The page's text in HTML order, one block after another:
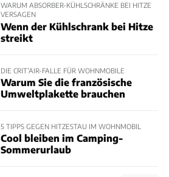
WARUM ABSORBER-KÜHLSCHRÄNKE BEI HITZE
VERSAGEN
Wenn der Kühlschrank bei Hitze
streikt
DIE CRIT’AIR-FALLE FÜR WOHNMOBILE
Warum Sie die französische
Umweltplakette brauchen
5 TIPPS GEGEN HITZESTAU IM WOHNMOBIL
Cool bleiben im Camping-
Sommerurlaub